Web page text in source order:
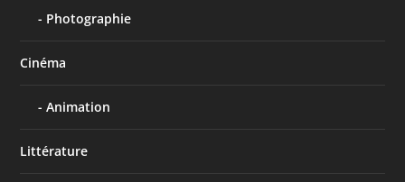
Photographie
Cinéma
Animation
Littérature